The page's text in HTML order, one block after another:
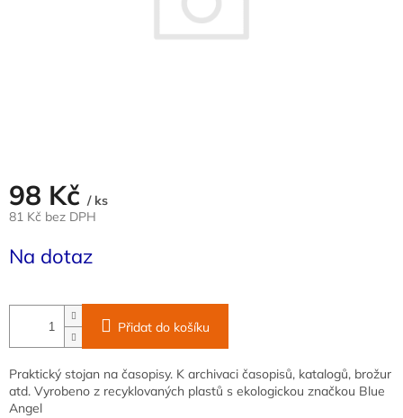
98 Kč / ks
81 Kč bez DPH
cena:
Na dotaz
Přidat do košíku
Praktický stojan na časopisy. K archivaci časopisů, katalogů, brožur
atd. Vyrobeno z recyklovaných plastů s ekologickou značkou Blue
Angel